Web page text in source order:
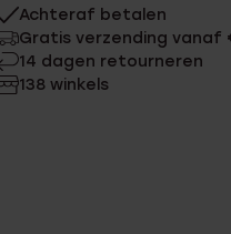
Achteraf betalen
Gratis verzending vanaf
14 dagen retourneren
138 winkels